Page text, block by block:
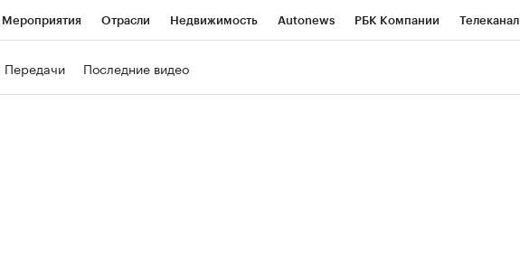
Мероприятия Отрасли Недвижимость Autonews РБК Компании Телеканал
Передачи Последние видео